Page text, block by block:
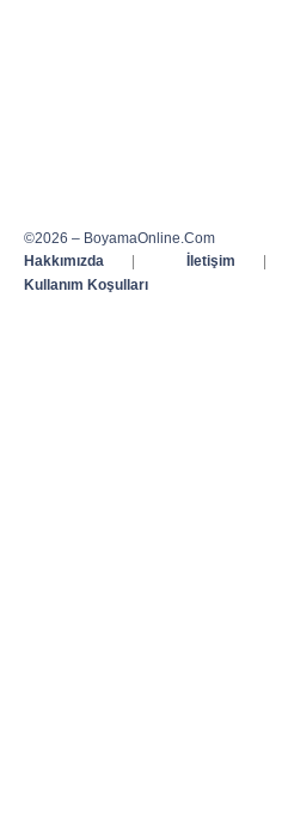
©2026 – BoyamaOnline.Com
Hakkımızda
| İletişim |
Kullanım Koşulları